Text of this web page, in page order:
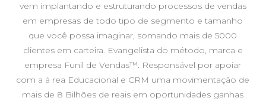
vem implantando e estruturando processos de vendas
em empresas de todo tipo de segmento e tamanho
que você possa imaginar, somando mais de 5000
clientes em carteira. Evangelista do método, marca e
empresa Funil de Vendas™. Responsável por apoiar
com a á rea Educacional e CRM uma movimentação de
mais de 8 Bilhões de reais em oportunidades ganhas